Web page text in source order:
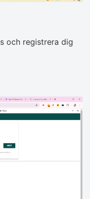
och registrera dig